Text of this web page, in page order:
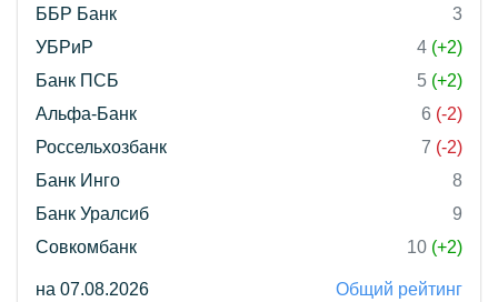
ББР Банк
3
УБРиР
4 (+2)
Банк ПСБ
5 (+2)
Альфа-Банк
6 (-2)
Россельхозбанк
7 (-2)
Банк Инго
8
Банк Уралсиб
9
Совкомбанк
10 (+2)
на 07.08.2026 Общий рейтинг